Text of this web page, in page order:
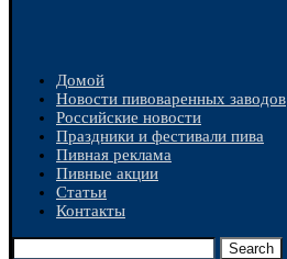
Домой
Новости пивоваренных заводов
Российские новости
Праздники и фестивали пива
Пивная реклама
Пивные акции
Статьи
Контакты
Search